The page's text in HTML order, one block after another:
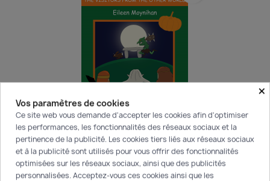
Visitors From The Other...
4,70 €
×
Vos paramètres de cookies
Ce site web vous demande d'accepter les cookies afin d'optimiser
les performances, les fonctionnalités des réseaux sociaux et la
pertinence de la publicité. Les cookies tiers liés aux réseaux sociaux
et à la publicité sont utilisés pour vous offrir des fonctionnalités
optimisées sur les réseaux sociaux, ainsi que des publicités
personnalisées. Acceptez-vous ces cookies ainsi que les